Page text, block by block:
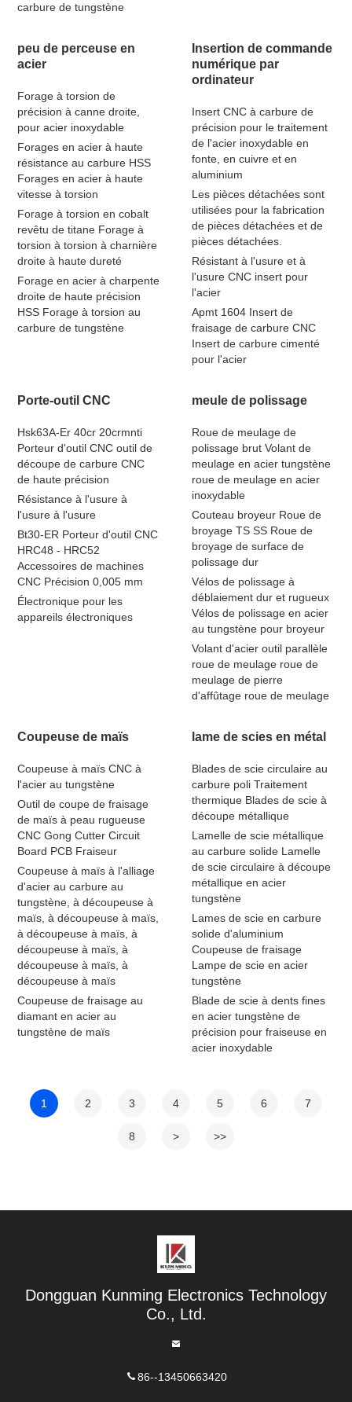
carbure de tungstène
peu de perceuse en
acier
Forage à torsion de
précision à canne droite,
pour acier inoxydable
Forages en acier à haute
résistance au carbure HSS
Forages en acier à haute
vitesse à torsion
Forage à torsion en cobalt
revêtu de titane Forage à
torsion à torsion à charnière
droite à haute dureté
Forage en acier à charpente
droite de haute précision
HSS Forage à torsion au
carbure de tungstène
Insertion de commande
numérique par
ordinateur
Insert CNC à carbure de
précision pour le traitement
de l'acier inoxydable en
fonte, en cuivre et en
aluminium
Les pièces détachées sont
utilisées pour la fabrication
de pièces détachées et de
pièces détachées.
Résistant à l'usure et à
l'usure CNC insert pour
l'acier
Apmt 1604 Insert de
fraisage de carbure CNC
Insert de carbure cimenté
pour l'acier
Porte-outil CNC
Hsk63A-Er 40cr 20crmnti
Porteur d'outil CNC outil de
découpe de carbure CNC
de haute précision
Résistance à l'usure à
l'usure à l'usure
Bt30-ER Porteur d'outil CNC
HRC48 - HRC52
Accessoires de machines
CNC Précision 0,005 mm
Électronique pour les
appareils électroniques
meule de polissage
Roue de meulage de
polissage brut Volant de
meulage en acier tungstène
roue de meulage en acier
inoxydable
Couteau broyeur Roue de
broyage TS SS Roue de
broyage de surface de
polissage dur
Vélos de polissage à
déblaiement dur et rugueux
Vélos de polissage en acier
au tungstène pour broyeur
Volant d'acier outil parallèle
roue de meulage roue de
meulage de pierre
d'affûtage roue de meulage
Coupeuse de maïs
Coupeuse à maïs CNC à
l'acier au tungstène
Outil de coupe de fraisage
de maïs à peau rugueuse
CNC Gong Cutter Circuit
Board PCB Fraiseur
Coupeuse à maïs à l'alliage
d'acier au carbure au
tungstène, à découpeuse à
maïs, à découpeuse à maïs,
à découpeuse à maïs, à
découpeuse à maïs, à
découpeuse à maïs, à
découpeuse à maïs
Coupeuse de fraisage au
diamant en acier au
tungstène de maïs
lame de scies en métal
Blades de scie circulaire au
carbure poli Traitement
thermique Blades de scie à
découpe métallique
Lamelle de scie métallique
au carbure solide Lamelle
de scie circulaire à découpe
métallique en acier
tungstène
Lames de scie en carbure
solide d'aluminium
Coupeuse de fraisage
Lampe de scie en acier
tungstène
Blade de scie à dents fines
en acier tungstène de
précision pour fraiseuse en
acier inoxydable
1 2 3 4 5 6 7
8 > >>
Dongguan Kunming Electronics Technology
Co., Ltd.
86--13450663420